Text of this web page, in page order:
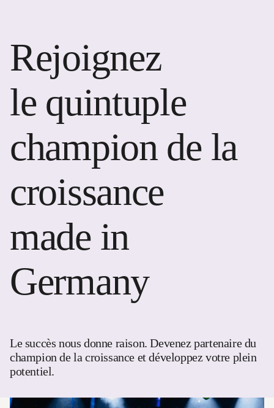
Rejoignez
le quintuple
champion de la
croissance
made in
Germany
Le succès nous donne raison. Devenez partenaire du
champion de la croissance et développez votre plein
potentiel.